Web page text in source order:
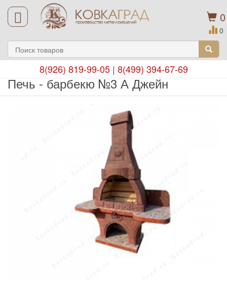
0
0
8(926) 819-99-05| 8(499) 394-67-69
Печь - барбекю №3 А Джейн